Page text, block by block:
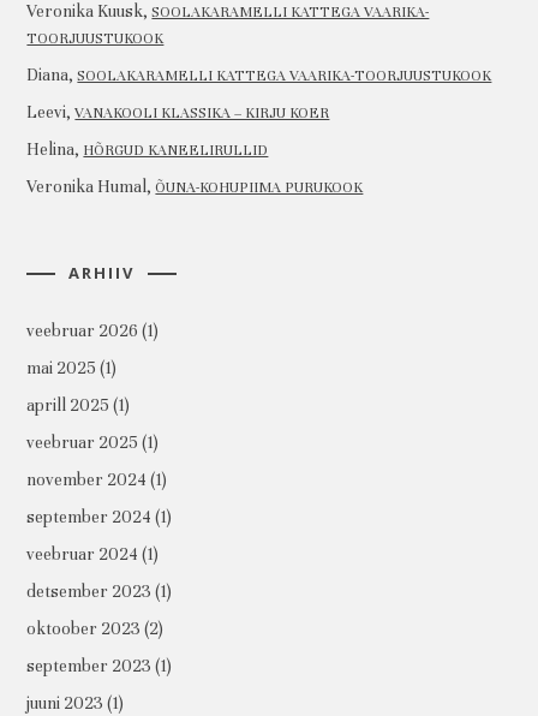
Veronika Kuusk,SOOLAKARAMELLI KATTEGA VAARIKA-
TOORJUUSTUKOOK
Diana,SOOLAKARAMELLI KATTEGA VAARIKA-TOORJUUSTUKOOK
Leevi,VANAKOOLI KLASSIKA – KIRJU KOER
Helina, HÕRGUD KANEELIRULLID
Veronika Humal, ÕUNA-KOHUPIIMA PURUKOOK
ARHIIV
veebruar 2026 (1)
mai 2025 (1)
aprill 2025 (1)
veebruar 2025 (1)
november 2024 (1)
september 2024 (1)
veebruar 2024 (1)
detsember 2023 (1)
oktoober 2023 (2)
september 2023 (1)
juuni 2023 (1)